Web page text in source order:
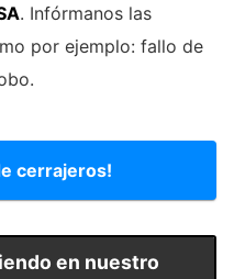
. Infórmanos las
por ejemplo: fallo de
cerrajeros!
en nuestro